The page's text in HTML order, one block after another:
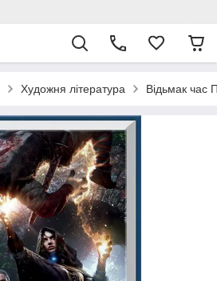
Художня література Відьмак час